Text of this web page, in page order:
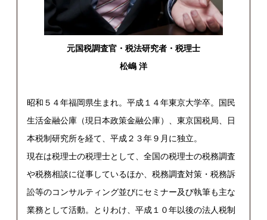
元国税調査官・税法研究者・税理士
松嶋 洋
昭和５４年福岡県生まれ。平成１４年東京大学卒。国民
生活金融公庫（現日本政策金融公庫）、東京国税局、日
本税制研究所を経て、平成２３年９月に独立。
現在は税理士の税理士として、全国の税理士の税務調査
や税務相談に従事しているほか、税務調査対策・税務訴
訟等のコンサルティング並びにセミナー及び執筆も主な
業務として活動。とりわけ、平成１０年以後の法人税制